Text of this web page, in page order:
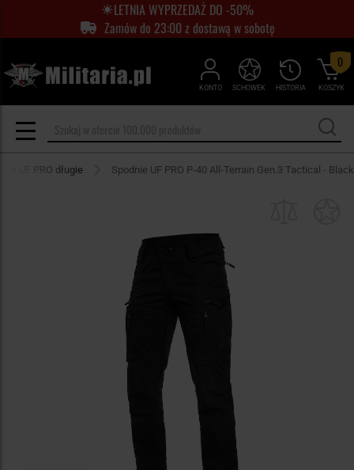
LETNIA WYPRZEDAŻ DO -50%
Zamów do 23:00 z dostawą w sobotę
KONTO HISTORIA
SCHOWEK KOSZYK
0
UF PRO długie Spodnie UF PRO P-40 All-Terrain Gen.3 Tactical - Black